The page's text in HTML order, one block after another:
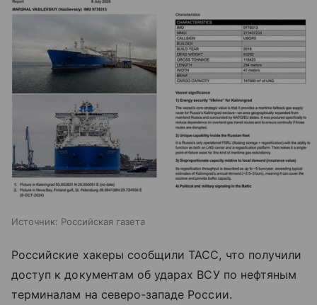
Источник: Российская газета
Российские хакеры сообщили ТАСС, что получили
доступ к документам об ударах ВСУ по нефтяным
терминалам на северо-западе России.